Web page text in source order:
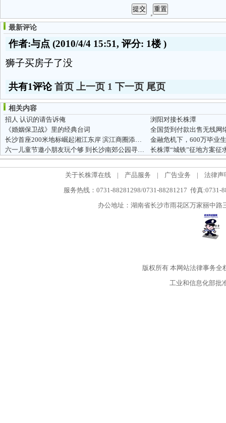
最新评论
作者:与点 (2010/4/4 15:51, 评分: 1楼)
狮子买房子了没
共有1评论首页 上一页 1 下一页 尾页
相关内容
招人 认识的请告诉俺
浏阳对接长株潭
《婚姻保卫战》里的经典台词
长沙首座200米地标崛起湘江东岸 滨江商圈添新领袖
金融危机下，600万毕业
六一儿童节邀小朋友玩个够 到长沙南郊公园寻宝去
长株潭“城铁”征地方案征
关于长株潭在线 | 产品服务 | 广告业务 |
法律声
服务热线：0731-88281298/0731-88281217 传真:0731-
办公地址：湖南省长沙市雨花区万家丽中
版权所有本网站法律事务全
工业和信息化部批